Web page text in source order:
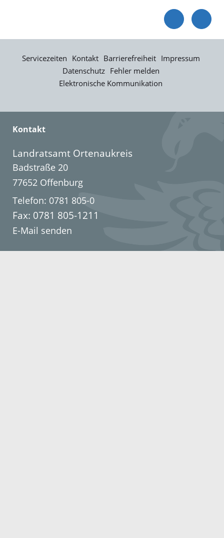
Servicezeiten Kontakt Barrierefreiheit Impressum
Datenschutz Fehler melden
Elektronische Kommunikation
Kontakt
Landratsamt Ortenaukreis
Badstraße 20
77652 Offenburg
Telefon: 0781 805-0
Fax: 0781 805-1211
E-Mail senden